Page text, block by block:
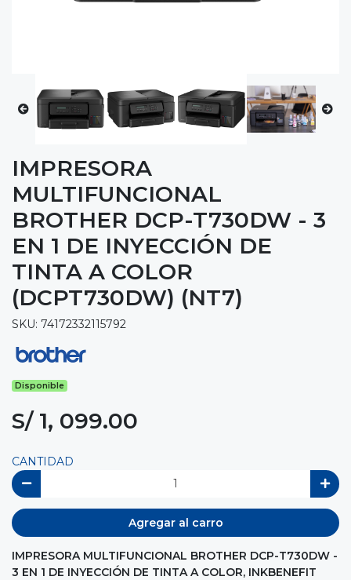
IMPRESORA
MULTIFUNCIONAL
BROTHER DCP-T730DW - 3
EN 1 DE INYECCIÓN DE
TINTA A COLOR
(DCPT730DW) (NT7)
SKU: 74172332115792
Disponible
S/ 1, 099.00
CANTIDAD
Agregar al carro
IMPRESORA MULTIFUNCIONAL BROTHER DCP-T730DW -
3 EN 1 DE INYECCIÓN DE TINTA A COLOR, INKBENEFIT